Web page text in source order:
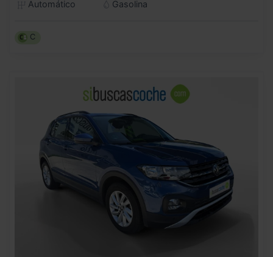
Automático Gasolina
C